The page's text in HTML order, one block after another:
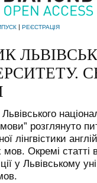
| РЕЄСТРАЦІЯ
мови” розглянуто
лінгвістики
мов. Окремі
у Львівському